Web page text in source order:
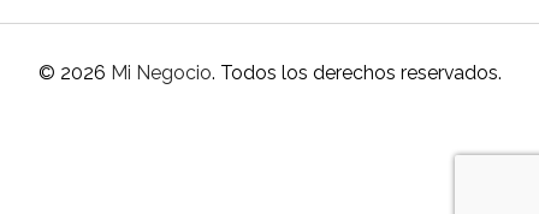
© 2026 Mi Negocio. Todos los derechos reservados.